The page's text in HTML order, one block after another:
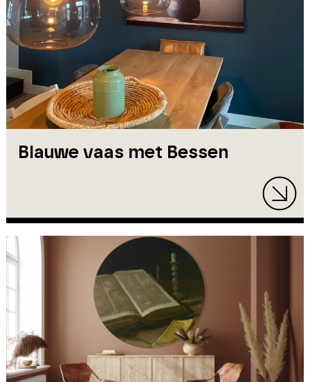
Blauwe vaas met Bessen